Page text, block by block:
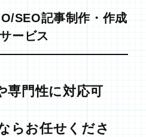
SEO記事制作・作成
ービス
専門性に対応可
らお任せくださ